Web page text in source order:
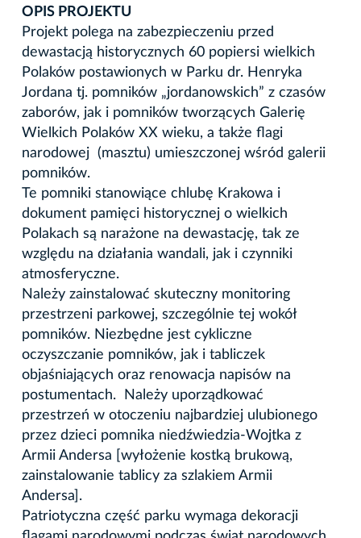
OPIS PROJEKTU
Projekt polega na zabezpieczeniu przed
dewastacją historycznych 60 popiersi wielkich
Polaków postawionych w Parku dr. Henryka
Jordana tj. pomników „jordanowskich” z czasów
zaborów, jak i pomników tworzących Galerię
Wielkich Polaków XX wieku, a także flagi
narodowej (masztu) umieszczonej wśród galerii
pomników.
Te pomniki stanowiące chlubę Krakowa i
dokument pamięci historycznej o wielkich
Polakach są narażone na dewastację, tak ze
względu na działania wandali, jak i czynniki
atmosferyczne.
Należy zainstalować skuteczny monitoring
przestrzeni parkowej, szczególnie tej wokół
pomników. Niezbędne jest cykliczne
oczyszczanie pomników, jak i tabliczek
objaśniających oraz renowacja napisów na
postumentach. Należy uporządkować
przestrzeń w otoczeniu najbardziej ulubionego
przez dzieci pomnika niedźwiedzia-Wojtka z
Armii Andersa [wyłożenie kostką brukową,
zainstalowanie tablicy za szlakiem Armii
Andersa].
Patriotyczna część parku wymaga dekoracji